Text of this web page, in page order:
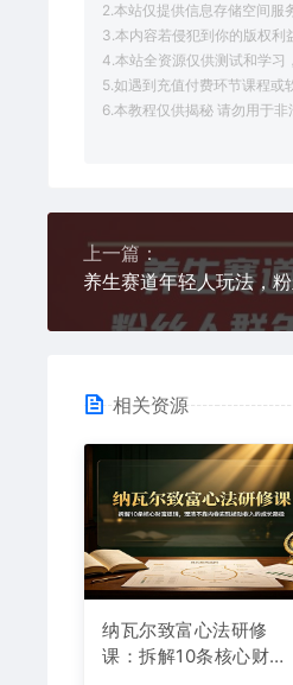
2.本站仅提供信息存储空间服
3.本内容若侵犯到你的版权利
4.本站全资源仅供测试和学习
5.如遇到充值付费环节课程或
6.本教程仅供揭秘 请勿用于非
上一篇：
相关资源
纳瓦尔致富心法研修
课：拆解10条核心财富